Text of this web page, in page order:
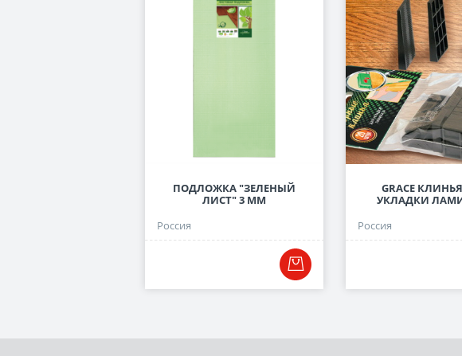
ПОДЛОЖКА "ЗЕЛЕНЫЙ
ЛИСТ" 3 ММ
Россия
GRACE
УКЛАДКИ
Россия